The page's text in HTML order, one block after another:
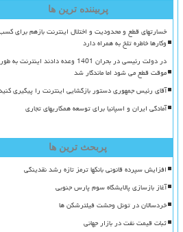
پربیننده ترین ها
خسارتهای قطع و محدودیت و اختلال اینترنت بازهم برای
وکارها خاطره تلخ به همراه دارد
در دولت رئیسی در بحران 1401 وعده دادند اینترنت به طور
موقت قطع می شود اما ماندگار شد
آقای رئیس جمهوری دستور بازگشایی اینترنت را پیگیری
آمادگی ایران و اسپانیا برای توسعه همکاریهای تجاری
پربحث ترین ها
افزایش سپرده قانونی بانکها ترمز تازه رشد نقدینگی
آغاز بازسازی پالایشگاه سوم پارس جنوبی
خردسالان در تونل وحشت فیلترشکن ها
ثبات قیمت نفت در بازار جهانی